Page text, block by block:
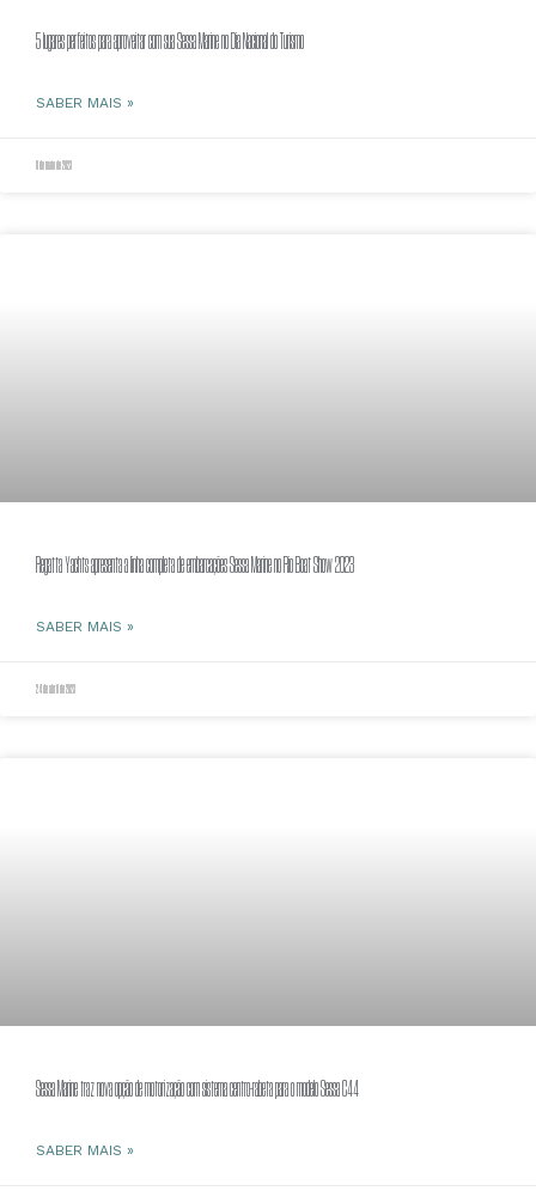
5 lugares perfeitos para aproveitar com sua Sessa Marine no Dia Nacional do Turismo
SABER MAIS »
8 de maio de 2023
Regatta Yachts apresenta a linha completa de embarcações Sessa Marine no Rio Boat Show 2023
SABER MAIS »
24 de abril de 2023
Sessa Marine traz nova opção de motorização com sistema centro-rabeta para o modelo Sessa C44
SABER MAIS »